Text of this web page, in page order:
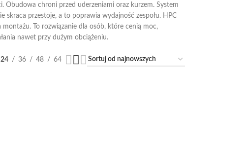
Obudowa chroni przed uderzeniami oraz kurzem. System
skraca przestoje, a to poprawia wydajność zespołu. HPC
To rozwiązanie dla osób, które cenią moc,
nawet przy dużym obciążeniu.
24 36 48 64